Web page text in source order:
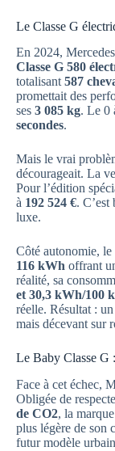
Le Classe G
En 2024,
Classe G 580
totalisant 587
promettait des
ses 3 085 kg. Le 0
secondes.
Mais le vrai
décourageait. La
Pour l’édition
à 192 524 €.
luxe.
Côté autonomie,
116 kWh offrant
réalité, sa
et 30,3 kWh/100
réelle. Résultat :
mais décevant sur
Le Baby Classe G
Face à cet échec,
Obligée de
de CO2, la
plus légère de son
futur modèle